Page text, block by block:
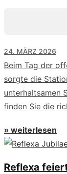
24. MÄRZ 2026
Beim Tag der
sorgte die
unterhaltsamen
finden Sie die
» weiterlesen
Reflexa